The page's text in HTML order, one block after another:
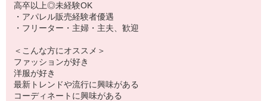
高卒以上◎未経験OK
・アパレル販売経験者優遇
・フリーター・主婦・主夫、歓迎
＜こんな方にオススメ＞
ファッションが好き
洋服が好き
最新トレンドや流行に興味がある
コーディネートに興味がある